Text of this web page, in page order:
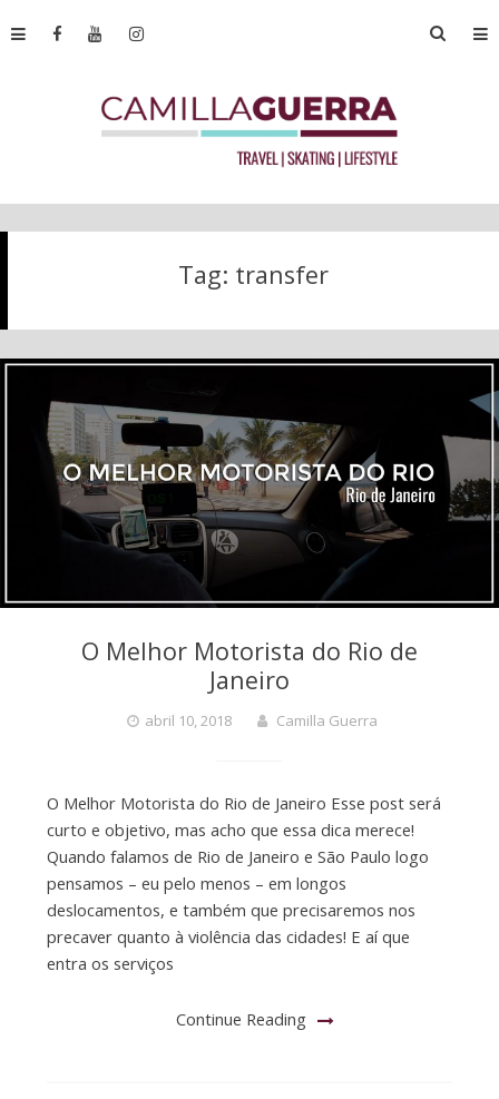
Tag: transfer
O Melhor Motorista do Rio de
Janeiro
abril 10, 2018 Camilla Guerra
O Melhor Motorista do Rio de Janeiro Esse post será
curto e objetivo, mas acho que essa dica merece!
Quando falamos de Rio de Janeiro e São Paulo logo
pensamos – eu pelo menos – em longos
deslocamentos, e também que precisaremos nos
precaver quanto à violência das cidades! E aí que
entra os serviços
Continue Reading